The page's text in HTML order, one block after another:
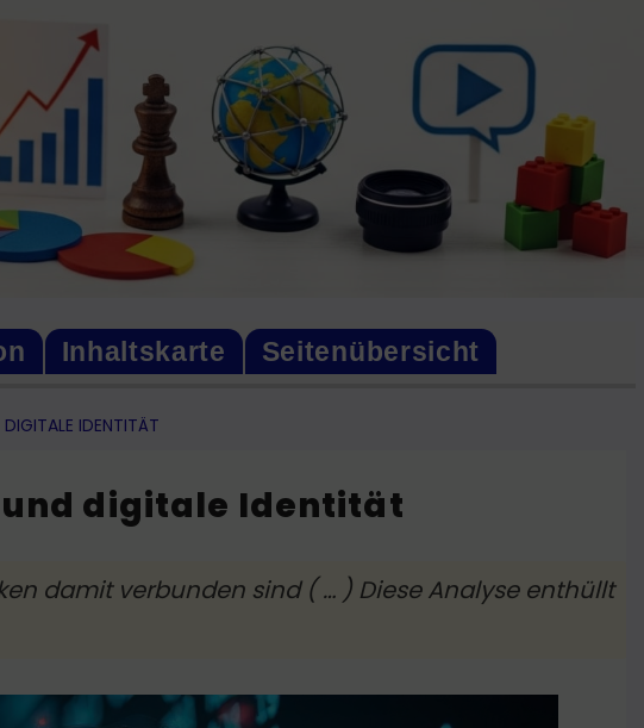
Inhaltskarte Seitenübersicht
DIGITALE IDENTITÄT
und digitale Identität
damit verbunden sind ( … ) Diese Analyse enthüllt